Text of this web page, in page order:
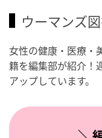
ウーマンズ
女性の健康・医療・
籍を編集部が紹介！
アップしています。